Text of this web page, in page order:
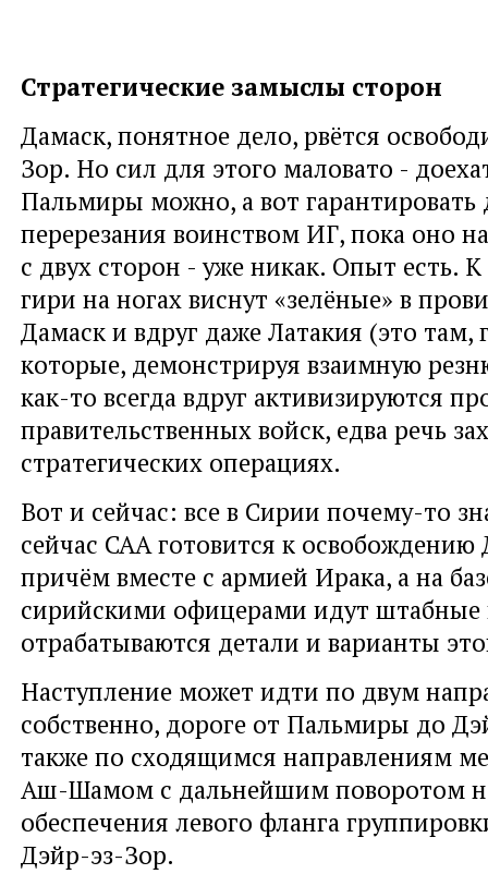
Стратегические замыслы сторон
Дамаск, понятное дело, рвётся
Зор. Но сил для этого маловато -
Пальмиры можно, а вот гарантировать
перерезания воинством ИГ, пока оно
с двух сторон - уже никак. Опыт есть.
гири на ногах виснут «зелёные» в
Дамаск и вдруг даже Латакия (это там,
которые, демонстрируя взаимную
как-то всегда вдруг активизируются
правительственных войск, едва речь
стратегических операциях.
Вот и сейчас: все в Сирии почему-то
сейчас САА готовится к освобождению
причём вместе с армией Ирака, а на
сирийскими офицерами идут штабные
отрабатываются детали и варианты
Наступление может идти по двум
собственно, дороге от Пальмиры до
также по сходящимся направлениям
Аш-Шамом с дальнейшим поворотом
обеспечения левого фланга
Дэйр-эз-Зор.